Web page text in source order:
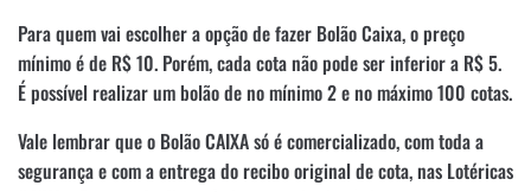
Para quem vai escolher a opção de fazer Bolão Caixa, o preço
mínimo é de R$ 10. Porém, cada cota não pode ser inferior a R$ 5.
É possível realizar um bolão de no mínimo 2 e no máximo 100 cotas.
Vale lembrar que o Bolão CAIXA só é comercializado, com toda a
segurança e com a entrega do recibo original de cota, nas Lotéricas